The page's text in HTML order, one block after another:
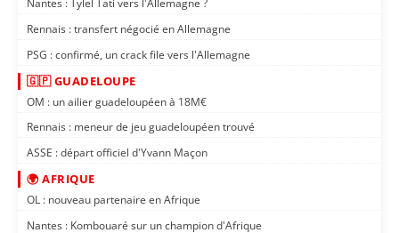
Nantes : Tylel Tati vers l'Allemagne ?
Rennais : transfert négocié en Allemagne
PSG : confirmé, un crack file vers l'Allemagne
🇬🇵 GUADELOUPE
OM : un ailier guadeloupéen à 18M€
Rennais : meneur de jeu guadeloupéen trouvé
ASSE : départ officiel d'Yvann Maçon
🌍 AFRIQUE
OL : nouveau partenaire en Afrique
Nantes : Kombouaré sur un champion d'Afrique